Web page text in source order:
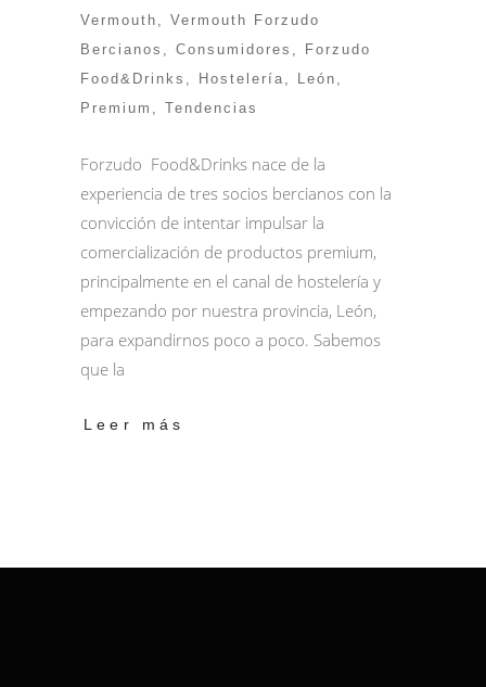
Vermouth
Vermouth Forzudo
Bercianos
Consumidores
Forzudo
Food&Drinks
Hostelería León
Premium
Tendencias
Forzudo Food&Drinks nace de la
experiencia de tres socios bercianos con la
convicción de intentar impulsar la
comercialización de productos premium,
principalmente en el canal de hostelería y
empezando por nuestra provincia, León,
para expandirnos poco a poco. Sabemos
que la
Leer más